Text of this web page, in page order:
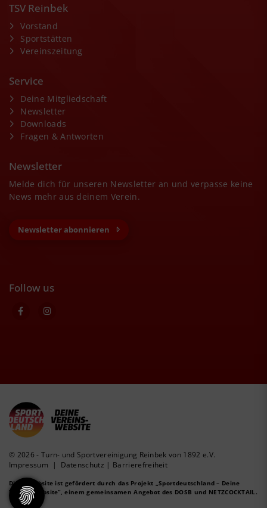
TSV Reinbek
Vorstand
Sportstätten
Vereinszeitung
Service
Deine Mitgliedschaft
Newsletter
Downloads
Fragen & Antworten
Newsletter
Melde dich für unseren Newsletter an und verpasse keine
News mehr aus deinem Verein.
Newsletter abonnieren
Follow us
© 2026 - Turn- und Sportvereinigung Reinbek von 1892 e.V.
Impressum | Datenschutz | Barrierefreiheit
Diese Website ist gefördert durch das Projekt
„Sportdeutschland – Deine
Vereinswebsite” , einem gemeinsamen Angebot des DOSB und NETZCOCKTAIL.